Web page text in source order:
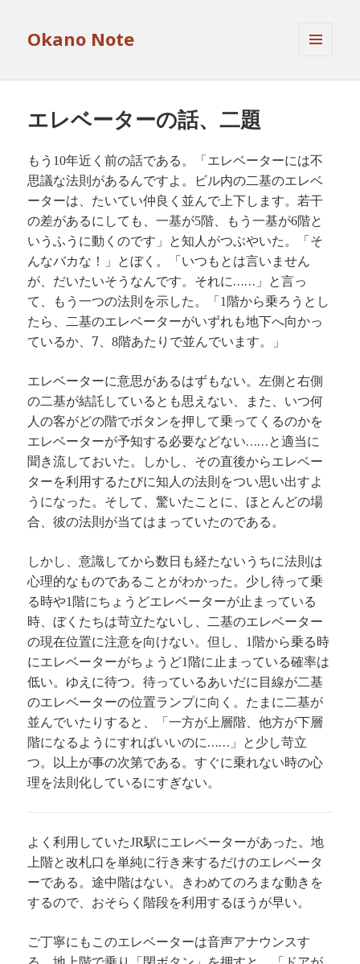
Okano Note
ーとウ
エレベーターの話、二題
もう 10年近く前の話である。「エレベーターには不
思議な法則があるんですよ。ビル内の二基のエレベ
ーターは、たいてい仲良く並んで上下します。若干
の差があるにしても、一基が5階、もう一基が6階と
いうふうに動くのです」と知人がつぶやいた。「そ
んなバカな！」とぼく。「いつもとは言いません
が、だいたいそうなんです。それに……」と言っ
て、もう一つの法則を示した。「1 階から乗ろうとし
たら、二基のエレベーターがいずれも地下へ向かっ
ているか、7、8階あたりで並んでいます。」
エレベーターに意思があるはずもない。左側と右側
の二基が結託しているとも思えない、また、いつ何
人の客がどの階でボタンを押して乗ってくるのかを
エレベーターが予知する必要などない……と適当に
聞き流しておいた。しかし、その直後からエレベー
ターを利用するたびに知人の法則をつい思い出すよ
うになった。そして、驚いたことに、ほとんどの場
合、彼の法則が当てはまっていたのである。
しかし、意識してから数日も経たないうちに法則は
心理的なものであることがわかった。少し待って乗
る時や1 階にちょうどエレベーターが止まっている
時、ぼくたちは苛立たないし、二基のエレベーター
の現在位置に注意を向けない。但し、
1 階から乗る時
にエレベーターがちょうど1 階に止まっている確率は
低い。ゆえに待つ。待っているあいだに目線が二基
のエレベーターの位置ランプに向く。たまに二基が
並んでいたりすると、「一方が上層階、他方が下層
階になるようにすればいいのに……」と少し苛立
つ。以上が事の次第である。すぐに乗れない時の心
理を法則化しているにすぎない。
よく利用していたJR駅にエレベーターがあった。地
上階と改札口を単純に行き来するだけのエレベータ
ーである。途中階はない。きわめてのろまな動きを
するので、おそらく階段を利用するほうが早い。
ご丁寧にもこのエレベーターは音声アナウンスす